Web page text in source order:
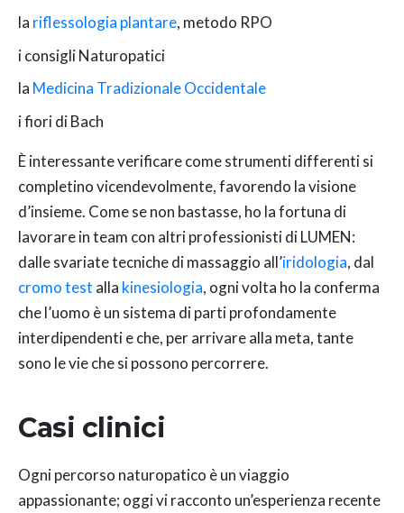
la riflessologia plantare, metodo RPO
i consigli Naturopatici
la Medicina Tradizionale Occidentale
i fiori di Bach
È interessante verificare come strumenti differenti si
completino vicendevolmente, favorendo la visione
d’insieme. Come se non bastasse, ho la fortuna di
lavorare in team con altri professionisti di LUMEN:
dalle svariate tecniche di massaggio all’iridologia, dal
cromo test alla kinesiologia, ogni volta ho la conferma
che l’uomo è un sistema di parti profondamente
interdipendenti e che, per arrivare alla meta, tante
sono le vie che si possono percorrere.
Casi clinici
Ogni percorso naturopatico è un viaggio
appassionante; oggi vi racconto un’esperienza recente